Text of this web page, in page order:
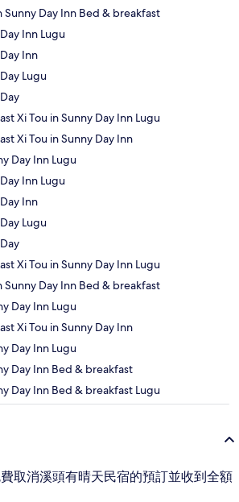
Sunny Day Inn Bed & breakfast
Inn Lugu
Inn
Lugu
Xi Tou in Sunny Day Inn Lugu
Xi Tou in Sunny Day Inn
Day Inn Lugu
Inn Lugu
Inn
Lugu
Xi Tou in Sunny Day Inn Lugu
Sunny Day Inn Bed & breakfast
Day Inn Lugu
Xi Tou in Sunny Day Inn
Day Inn Lugu
Day Inn Bed & breakfast
Day Inn Bed & breakfast Lugu
取消溪頭有晴天民宿的預訂並收到全額